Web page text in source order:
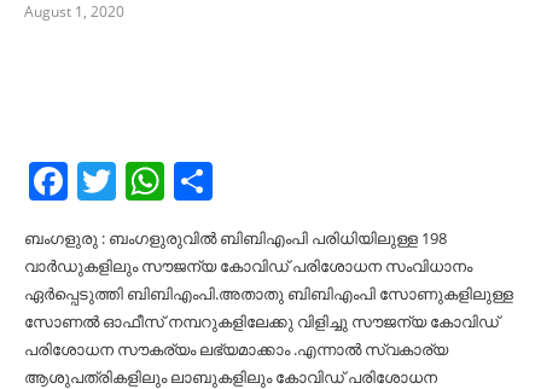
August 1, 2020
Facebook
TwitterWhatsApp
ബംഗളുരു : ബംഗളുരുവിൽ ബിബിഎംപി പരിധിയിലുള്ള 198
വാർഡുകളിലും സൗജന്യ കോവിഡ് പരിശോധന സംവിധാനം
ഏർപ്പെടുത്തി ബിബിഎംപി.അതാതു ബിബിഎംപി സോണുകളിലുള്ള
സോണൽ ഓഫീസ് നമ്പറുകളിലേക്കു വിളിച്ചു സൗജന്യ കോവിഡ്
പരിശോധന സൗകര്യം ലഭ്യമാക്കാം .എന്നാൽ സ്വകാര്യ
ആശുപത്രികളിലും ലാബുകളിലും കോവിഡ് പരിശോധന